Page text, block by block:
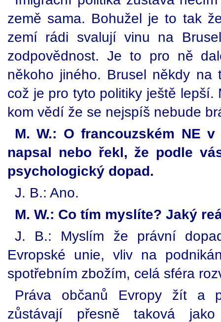
země sama. Bohužel je to tak
zemí rádi svalují vinu na
zodpovědnost. Je to pro ně
někoho jiného. Brusel někdy na
což je pro tyto politiky ještě
kom vědí že se nejspíš nebude
M. W.: O francouzském NE
napsal nebo řekl, že podle
psychologický dopad.
J. B.: Ano.
M. W.: Co tím myslíte? Jaký
J. B.: Myslím že právní
Evropské unie, vliv na
spotřebním zbožím, celá sféra
Práva občanů Evropy žít a
zůstávají přesně taková